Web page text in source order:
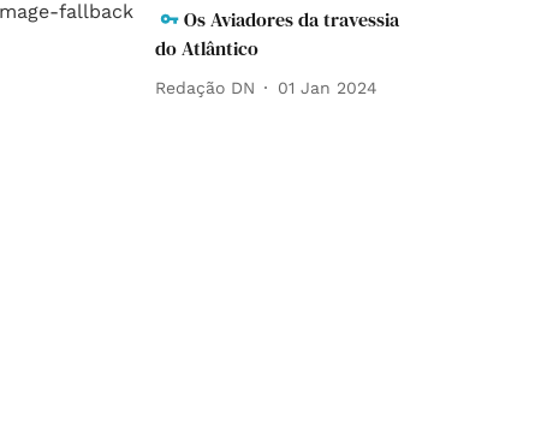
Os Aviadores da travessia
do Atlântico
Redação DN 01 Jan 2024